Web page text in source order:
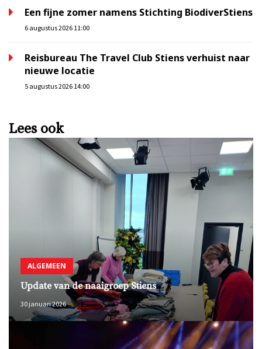
Een fijne zomer namens Stichting BiodiverStiens
6 augustus 2026 11:00
Reisbureau The Travel Club Stiens verhuist naar
nieuwe locatie
5 augustus 2026 14:00
Lees ook
ALGEMEEN
Update van de naaigroep Stiens
30 januari 2026